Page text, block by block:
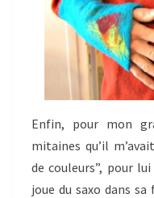
Enfin, pour mon
mitaines qu’il
de couleurs”, pour
joue du saxo dans